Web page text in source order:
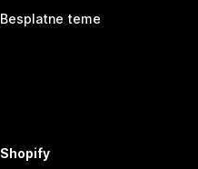
Besplatne teme
Shopify